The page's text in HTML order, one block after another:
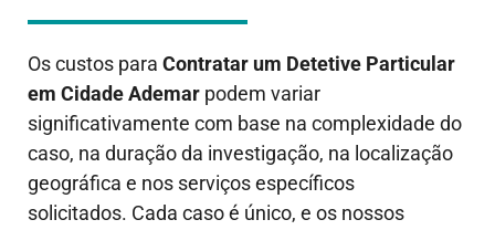
Os custos para Contratar um Detetive Particular
em Cidade Ademar podem variar
significativamente com base na complexidade do
caso, na duração da investigação, na localização
geográfica e nos serviços específicos
solicitados. Cada caso é único, e os nossos